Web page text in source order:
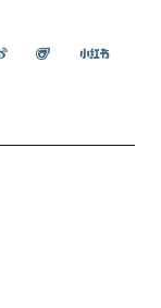
微博 飞猪 小红书